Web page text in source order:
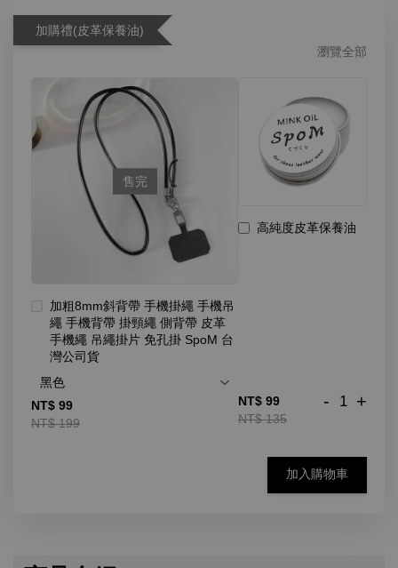
加購禮(皮革保養油)
瀏覽全部
售完
加粗8mm斜背帶 手機掛繩 手機吊
繩 手機背帶 掛頸繩 側背帶 皮革
手機繩 吊繩掛片 免孔掛 SpoM 台
灣公司貨
NT$ 99
NT$ 199
高純度皮革保養油
NT$ 99
NT$ 135
- +
加入購物車